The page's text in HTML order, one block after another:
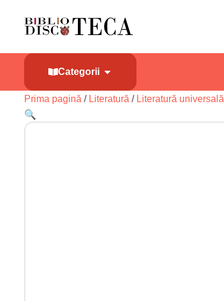
Categorii
Prima pagină / Literatură / Literatură universală
🔍